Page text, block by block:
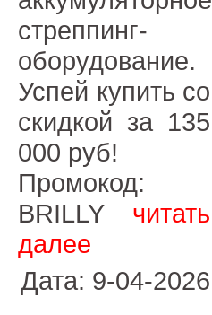
стреппинг-
оборудование.
Успей купить со
скидкой за 135
000 руб!
Промокод:
BRILLY читать
далее
Дата: 9-04-2026